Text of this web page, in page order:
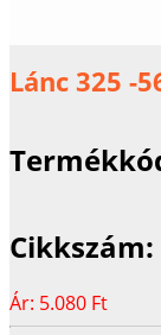
Lánc 325 -
Cikkszám:
Ár: 5.080 Ft